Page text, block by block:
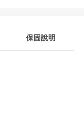
保固說明